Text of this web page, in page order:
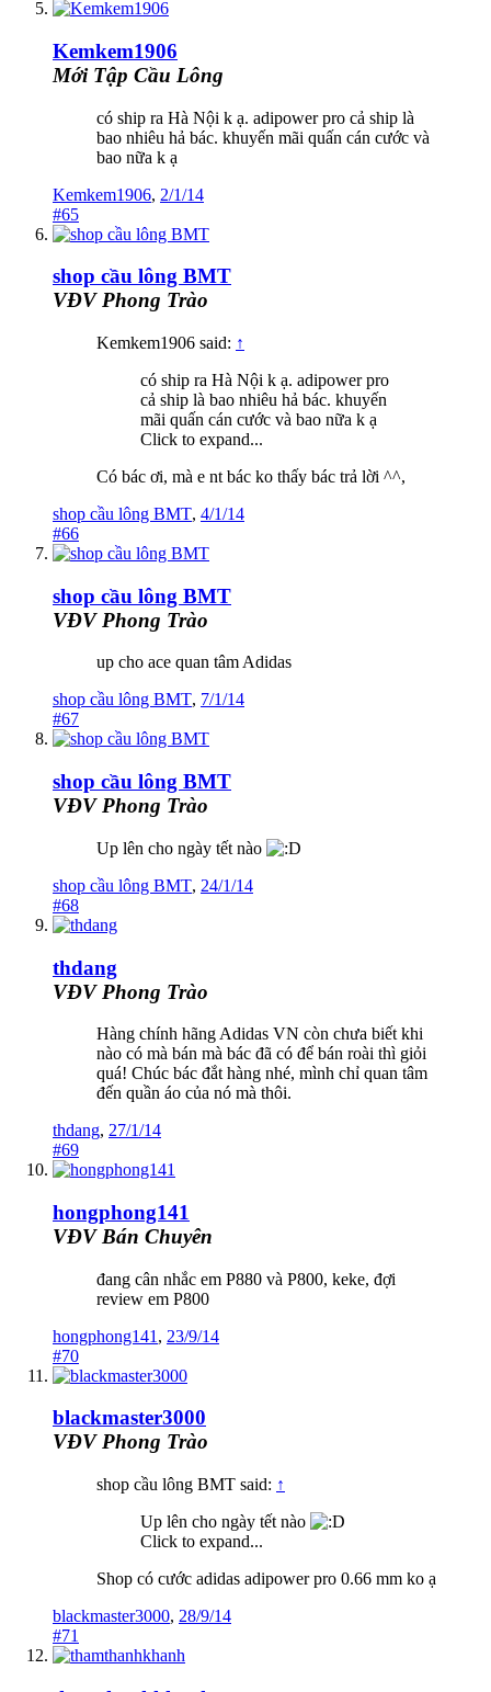
Kemkem1906
Mới Tập Cầu Lông
có ship ra Hà Nội k ạ. adipower pro cả ship là
bao nhiêu hả bác. khuyến mãi quấn cán cước và
bao nữa k ạ
Kemkem1906, 2/1/14
#65
shop cầu lông BMT
VĐV Phong Trào
Kemkem1906 said: ↑
có ship ra Hà Nội k ạ. adipower pro
cả ship là bao nhiêu hả bác. khuyến
mãi quấn cán cước và bao nữa k ạ
Click to expand...
Có bác ơi, mà e nt bác ko thấy bác trả lời ^^,
shop cầu lông BMT, 4/1/14
#66
shop cầu lông BMT
VĐV Phong Trào
up cho ace quan tâm Adidas
shop cầu lông BMT, 7/1/14
#67
shop cầu lông BMT
VĐV Phong Trào
Up lên cho ngày tết nào
shop cầu lông BMT, 24/1/14
#68
thdang
VĐV Phong Trào
Hàng chính hãng Adidas VN còn chưa biết khi
nào có mà bán mà bác đã có để bán roài thì giỏi
quá! Chúc bác đắt hàng nhé, mình chỉ quan tâm
đến quần áo của nó mà thôi.
thdang, 27/1/14
#69
hongphong141
VĐV Bán Chuyên
đang cân nhắc em P880 và P800, keke, đợi
review em P800
hongphong141 , 23/9/14
#70
blackmaster3000
VĐV Phong Trào
shop cầu lông BMT said: ↑
Up lên cho ngày tết nào
Click to expand...
Shop có cước adidas adipower pro 0.66 mm ko ạ
blackmaster3000, 28/9/14
#71